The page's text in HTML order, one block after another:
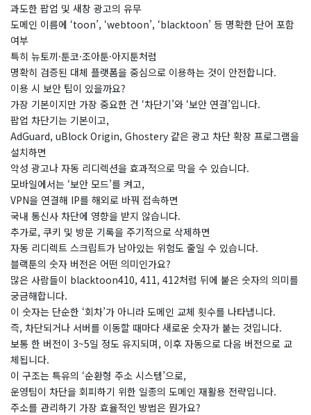
과도한 팝업 및 새창 광고의 유무
도메인 이름에 ‘toon’, ‘webtoon’, ‘blacktoon’ 등 명확한 단어 포함
여부
특히 뉴토끼·툰코·조아툰·아지툰처럼
명확히 검증된 대체 플랫폼을 중심으로 이용하는 것이 안전합니다.
이용 시 보안 팁이 있을까요?
​가장 기본이지만 가장 중요한 건 ‘차단기’와 ‘보안 연결’입니다.
팝업 차단기는 기본이고,
AdGuard, uBlock Origin, Ghostery 같은 광고 차단 확장 프로그램을
설치하면
악성 광고나 자동 리디렉션을 효과적으로 막을 수 있습니다.
모바일에서는 ‘보안 모드’를 켜고,
VPN을 연결해 IP를 해외로 바꿔 접속하면
국내 통신사 차단에 영향을 받지 않습니다.
추가로, 쿠키 및 방문 기록을 주기적으로 삭제하면
자동 리디렉트 스크립트가 남아있는 위험도 줄일 수 있습니다.
블랙툰의 숫자 버전은 어떤 의미인가요?
​많은 사람들이 blacktoon410, 411, 412처럼 뒤에 붙은 숫자의 의미를
궁금해합니다.
이 숫자는 단순한 ‘회차’가 아니라 도메인 교체 횟수를 나타냅니다.
즉, 차단되거나 서버를 이동할 때마다 새로운 숫자가 붙는 것입니다.
보통 한 버전이 3~5일 정도 유지되며, 이후 자동으로 다음 버전으로 교
체됩니다.
이 구조는 특유의 ‘순환형 주소 시스템’으로,
운영팀이 차단을 회피하기 위한 일종의 도메인 재활용 전략입니다.
​주소를 관리하기 가장 효율적인 방법은 뭔가요?